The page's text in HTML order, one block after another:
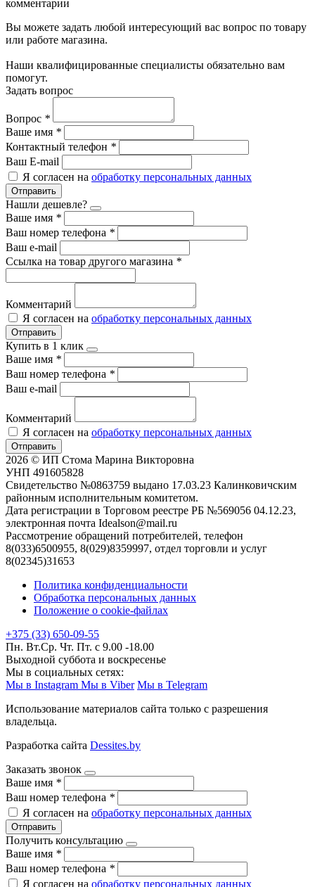
комментарии
Вы можете задать любой интересующий вас вопрос по товару
или работе магазина.
Наши квалифицированные специалисты обязательно вам
помогут.
Задать вопрос
Вопрос *
Ваше имя *
Контактный телефон *
Ваш E-mail
Я согласен на обработку персональных данных
Отправить
Нашли дешевле?
Ваше имя *
Ваш номер телефона *
Ваш e-mail
Ссылка на товар другого магазина *
Комментарий
Я согласен на обработку персональных данных
Отправить
Купить в 1 клик
Ваше имя *
Ваш номер телефона *
Ваш e-mail
Комментарий
Я согласен на обработку персональных данных
Отправить
2026 © ИП Стома Марина Викторовна
УНП 491605828
Свидетельство №0863759 выдано 17.03.23 Калинковичским
районным исполнительным комитетом.
Дата регистрации в Торговом реестре РБ №569056 04.12.23,
электронная почта Idealson@mail.ru
Рассмотрение обращений потребителей, телефон
8(033)6500955, 8(029)8359997, отдел торговли и услуг
8(02345)31653
Политика конфиденциальности
Обработка персональных данных
Положение о cookie-файлах
+375 (33) 650-09-55
Пн. Вт.Ср. Чт. Пт. с 9.00 -18.00
Выходной суббота и воскресенье
Мы в социальных сетях:
Мы в Instagram Мы в Viber Мы в Telegram
Использование материалов сайта только с разрешения
владельца.
Разработка сайта Dessites.by
Заказать звонок
Ваше имя *
Ваш номер телефона *
Я согласен на обработку персональных данных
Отправить
Получить консультацию
Ваше имя *
Ваш номер телефона *
Я согласен на обработку персональных данных